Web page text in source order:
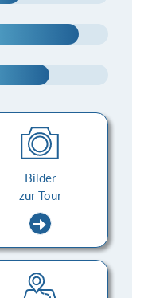
Bilder
zur Tour